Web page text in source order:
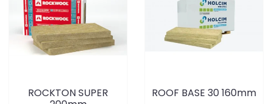
ROCKTON SUPER
ROOF BASE 30 160mm